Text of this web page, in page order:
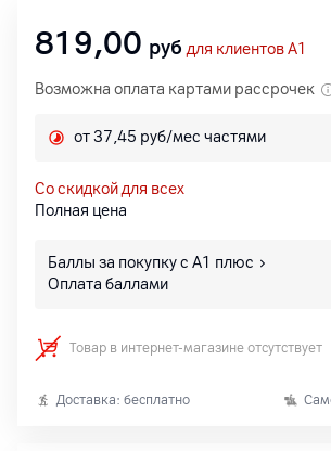
819,00 руб для клиентов A1
Возможна оплата картами рассрочек
от 37,45 руб/мес частями
со скидкой для всех
Полная цена
Баллы за покупку с А1 плюс
Оплата баллами
Товар в интернет-магазине отсутствует
Доставка: бесплатно